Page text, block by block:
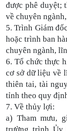
được phê duyệt;
về chuyên
5. Trình Giám
hoặc trình ban
chuyên ngành,
6. Tổ chức thực
cơ sở dữ liệu về
thiên tai, tài
tỉnh theo quy
7. Về thủy lợi:
a) Tham mưu,